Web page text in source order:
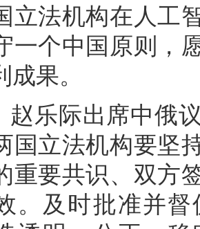
立法机构在人工
一个中国原则，
果。
赵乐际出席中俄
国立法机构要坚
重要共识、双方
。及时批准并